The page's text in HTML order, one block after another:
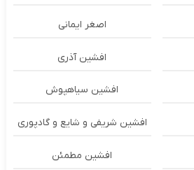
اصغر ایمانی
افشین آذری
افشین سیاهپوش
افشین شریفی و شایع و گادپوری
افشین مطمئن